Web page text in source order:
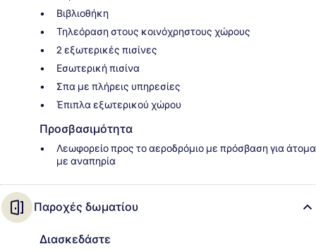
Βιβλιοθήκη
Τηλεόραση στους κοινόχρηστους χώρους
2 εξωτερικές πισίνες
Εσωτερική πισίνα
Σπα με πλήρεις υπηρεσίες
Έπιπλα εξωτερικού χώρου
Προσβασιμότητα
Λεωφορείο προς το αεροδρόμιο με πρόσβαση για άτομα
με αναπηρία
Παροχές δωματίου
Διασκεδάστε